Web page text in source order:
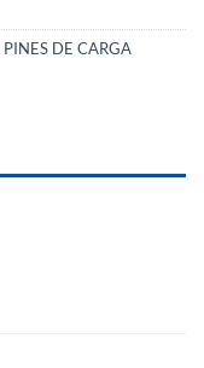
PINES DE CARGA